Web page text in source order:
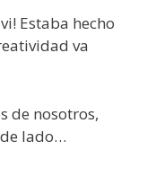
Estaba hecho
va
de nosotros,
lado…